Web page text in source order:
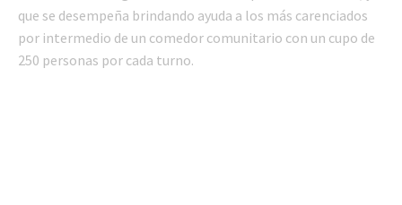
que se desempeña brindando ayuda a los más carenciados
por intermedio de un comedor comunitario con un cupo de
250 personas por cada turno.